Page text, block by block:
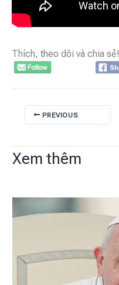
Thích, theo dõi và chia sẻ!
PREVIOUS
Xem thêm